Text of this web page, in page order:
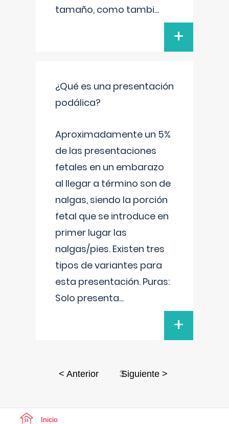
tamaño, como tambi...
+
¿Qué es una presentación
podálica?
Aproximadamente un 5%
de las presentaciones
fetales en un embarazo
al llegar a término son de
nalgas, siendo la porción
fetal que se introduce en
primer lugar las
nalgas/pies. Existen tres
tipos de variantes para
esta presentación. Puras:
Solo presenta...
+
< Anterior 3Siguiente >
Inicio